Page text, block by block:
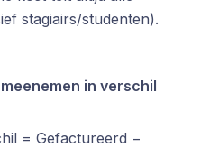
stagiairs/studenten).
in verschil
= Gefactureerd −